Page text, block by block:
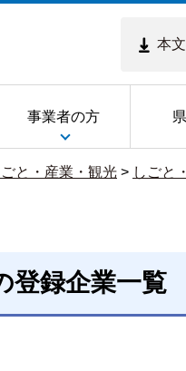
本
事業者の方
ごと・産業・観光 > しごと
登録企業一覧